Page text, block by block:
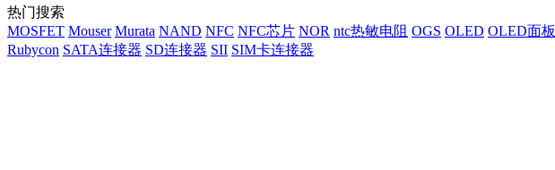
热门搜索
MOSFET Mouser Murata NAND NFC NFC芯片 NOR ntc热敏电阻 OGS OLED OLED面板
Rubycon SATA连接器 SD连接器 SII SIM卡连接器